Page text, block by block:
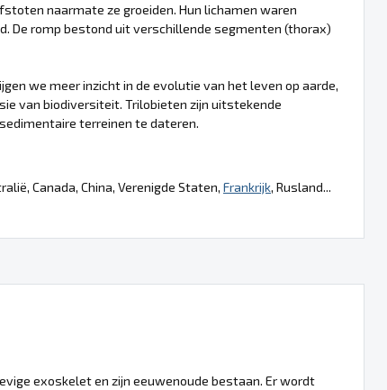
naarmate ze groeiden. Hun lichamen waren
De romp bestond uit verschillende segmenten (thorax)
we meer inzicht in de evolutie van het leven op aarde,
van biodiversiteit. Trilobieten zijn uitstekende
terreinen te dateren.
Canada, China, Verenigde Staten, Frankrijk, Rusland...
exoskelet en zijn eeuwenoude bestaan. Er wordt